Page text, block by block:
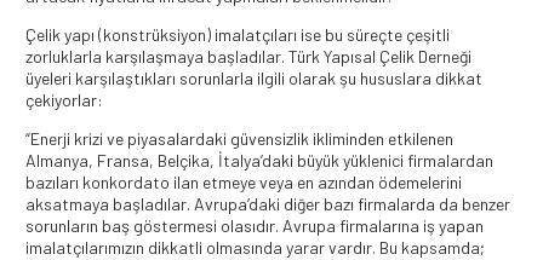
Çelik yapı (konstrüksiyon) imalatçıları ise bu süreçte çeşitli
zorluklarla karşılaşmaya başladılar. Türk Yapısal Çelik Derneği
üyeleri karşılaştıkları sorunlarla ilgili olarak şu hususlara dikkat
çekiyorlar:
“Enerji krizi ve piyasalardaki güvensizlik ikliminden etkilenen
Almanya, Fransa, Belçika, İtalya’daki büyük yüklenici firmalardan
bazıları konkordato ilan etmeye veya en azından ödemelerini
aksatmaya başladılar. Avrupa’daki diğer bazı firmalarda da benzer
sorunların baş göstermesi olasıdır. Avrupa firmalarına iş yapan
imalatçılarımızın dikkatli olmasında yarar vardır. Bu kapsamda;